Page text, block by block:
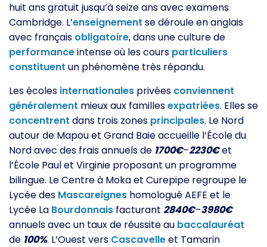
huit ans gratuit jusqu’à seize ans avec examens
Cambridge. L’enseignement se déroule en anglais
avec français obligatoire, dans une culture de
performanceintense où les cours particuliers
constituent un phénomène très répandu.
Les écoles internationales privées conviennent
généralement mieux aux famillesexpatriées. Elles se
concentrent dans trois zones principales. Le Nord
autour de Mapou et Grand Baie accueille l’École du
Nord avec des frais annuels de 1700€–2230€et
l’École Paul et Virginie proposant un programme
bilingue. Le Centre à Moka et Curepipe regroupe le
Lycée des Mascareignes homologué AEFE et le
Lycée La Bourdonnais facturant 2840€–3980€
annuels avec un taux de réussite au baccalauréat
de 100%. L’Ouest vers Cascavelleet Tamarin